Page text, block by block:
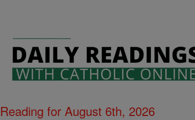
Reading for August 6th, 2026